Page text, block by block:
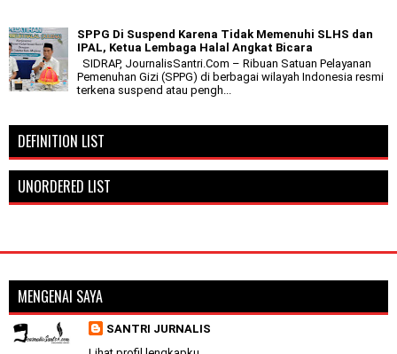
SPPG Di Suspend Karena Tidak Memenuhi SLHS dan
IPAL, Ketua Lembaga Halal Angkat Bicara
SIDRAP, JournalisSantri.Com – Ribuan Satuan Pelayanan
Pemenuhan Gizi (SPPG) di berbagai wilayah Indonesia resmi
terkena suspend atau pengh...
DEFINITION LIST
UNORDERED LIST
MENGENAI SAYA
SANTRI JURNALIS